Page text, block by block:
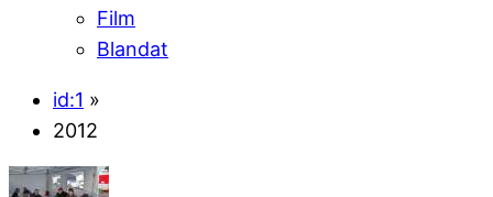
Film
Blandat
id:1 »
2012